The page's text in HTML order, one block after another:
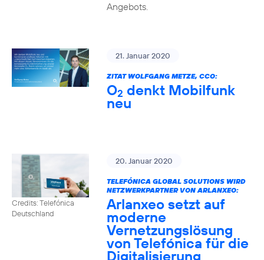
Angebots.
21. Januar 2020
ZITAT WOLFGANG METZE, CCO:
O2 denkt Mobilfunk
neu
Credits: Telefónica
Deutschland
20. Januar 2020
TELEFÓNICA GLOBAL SOLUTIONS WIRD
NETZWERKPARTNER VON ARLANXEO:
Arlanxeo setzt auf
moderne
Vernetzungslösung
von Telefónica für die
Digitalisierung